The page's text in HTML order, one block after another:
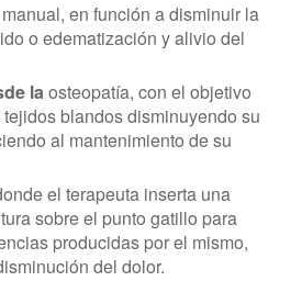
en función a disminuir la
o edematización y alivio del
laosteopatía, con el objetivo
blandos disminuyendo su
al mantenimiento de su
el terapeuta inserta una
sobre el punto gatillo para
producidas por el mismo,
del dolor.